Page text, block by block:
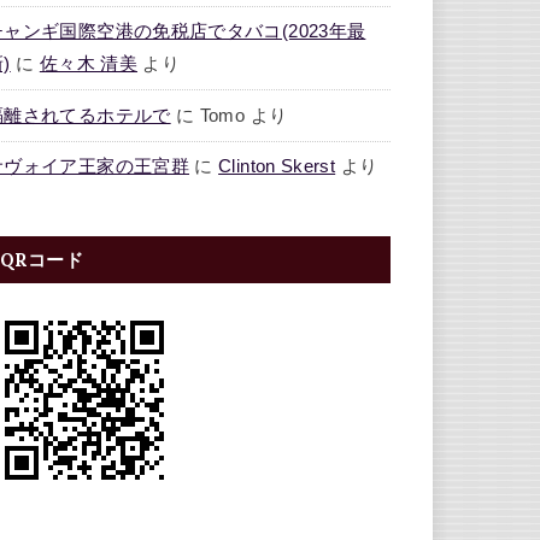
ャンギ国際空港の免税店でタバコ(2023年最
に 佐々木 清美 より
離されてるホテルで に Tomo より
ヴォイア王家の王宮群 にClinton Skerst より
QRコード